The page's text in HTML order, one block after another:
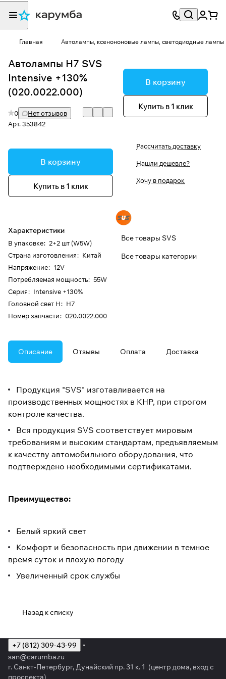
Главная Автолампы, ксенононовые лампы, светодиодные лампы
Автолампы H7 SVS
Intensive +130%
(020.0022.000)
0
Нет отзывов
Арт.353842
В корзину
Купить в 1 клик
Характеристики
В упаковке: 2+2 шт (W5W)
Страна изготовления: Китай
Напряжение: 12V
Потребляемая мощность: 55W
Серия: Intensive +130%
Головной свет H: H7
Номер запчасти: 020.0022.000
В корзину
Купить в 1 клик
Рассчитать доставку
Нашли дешевле?
Хочу в подарок
Все товары SVS
Все товары категории
Описание Отзывы Оплата Доставка
Продукция "SVS" изготавливается на
производственных мощностях в КНР, при строгом
контроле качества.
Вся продукция SVS соответствует мировым
требованиям и высоким стандартам, предъявляемым
к качеству автомобильного оборудования, что
подтверждено необходимыми сертификатами.
Преимущество:
Белый яркий свет
Комфорт и безопасность при движении в темное
время суток и плохую погоду
Увеличенный срок службы
Назад к списку
+7 (812) 309-43-99
san@carumba.ru
г. Санкт-Петербург, Дунайский пр. 31 к. 1 (центр дома, вход с
проспекта)